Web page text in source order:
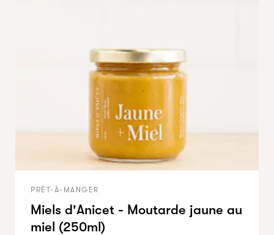
PRÊT-À-MANGER
Miels d'Anicet - Moutarde jaune au
miel (250ml)